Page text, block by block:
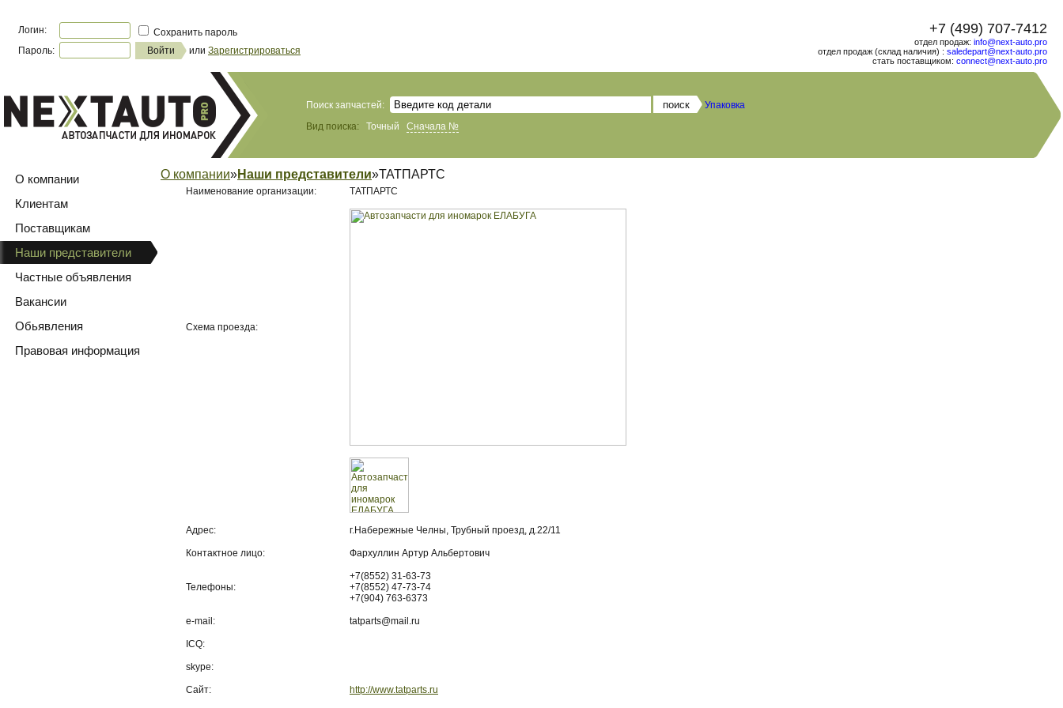
Логин:
Сохранить пароль
Пароль:
или Зарегистрироваться
+7 (499) 707-7412
отдел продаж: info@next-auto.pro
отдел продаж (склад наличия) : saledepart@next-auto.pro
стать поставщиком: connect@next-auto.pro
Поиск запчастей:
Упаковка
Вид поиска:
Точный Сначала №
О компании
Клиентам
Поставщикам
Наши представители
Частные объявления
Вакансии
Обьявления
Правовая информация
О компании»Наши представители»ТАТПАРТС
Наименование организации: ТАТПАРТС
Схема проезда:
Адрес: г.Набережные Челны, Трубный проезд, д.22/11
Контактное лицо: Фархуллин Артур Альбертович
Телефоны:
+7(8552) 31-63-73
+7(8552) 47-73-74
+7(904) 763-6373
e-mail: tatparts@mail.ru
ICQ:
skype:
Сайт: http://www.tatparts.ru